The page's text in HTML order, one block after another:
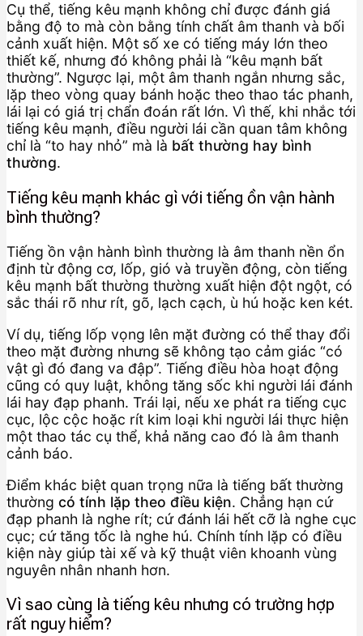
Cụ thể, tiếng kêu mạnh không chỉ được đánh giá
bằng độ to mà còn bằng tính chất âm thanh và bối
cảnh xuất hiện. Một số xe có tiếng máy lớn theo
thiết kế, nhưng đó không phải là “kêu mạnh bất
thường”. Ngược lại, một âm thanh ngắn nhưng sắc,
lặp theo vòng quay bánh hoặc theo thao tác phanh,
lái lại có giá trị chẩn đoán rất lớn. Vì thế, khi nhắc tới
tiếng kêu mạnh, điều người lái cần quan tâm không
chỉ là “to hay nhỏ” mà là bất thường hay bình
thường.
Tiếng kêu mạnh khác gì với tiếng ồn vận hành
bình thường?
Tiếng ồn vận hành bình thường là âm thanh nền ổn
định từ động cơ, lốp, gió và truyền động, còn tiếng
kêu mạnh bất thường thường xuất hiện đột ngột, có
sắc thái rõ như rít, gõ, lạch cạch, ù hú hoặc ken két.
Ví dụ, tiếng lốp vọng lên mặt đường có thể thay đổi
theo mặt đường nhưng sẽ không tạo cảm giác “có
vật gì đó đang va đập”. Tiếng điều hòa hoạt động
cũng có quy luật, không tăng sốc khi người lái đánh
lái hay đạp phanh. Trái lại, nếu xe phát ra tiếng cục
cục, lộc cộc hoặc rít kim loại khi người lái thực hiện
một thao tác cụ thể, khả năng cao đó là âm thanh
cảnh báo.
Điểm khác biệt quan trọng nữa là tiếng bất thường
thường có tính lặp theo điều kiện. Chẳng hạn cứ
đạp phanh là nghe rít; cứ đánh lái hết cỡ là nghe cục
cục; cứ tăng tốc là nghe hú. Chính tính lặp có điều
kiện này giúp tài xế và kỹ thuật viên khoanh vùng
nguyên nhân nhanh hơn.
Vì sao cùng là tiếng kêu nhưng có trường hợp
rất nguy hiểm?